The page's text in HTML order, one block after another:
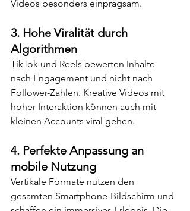
Videos besonders einprägsam.
3. Hohe Viralität durch
Algorithmen
TikTok und Reels bewerten Inhalte
nach Engagement und nicht nach
Follower-Zahlen. Kreative Videos mit
hoher Interaktion können auch mit
kleinen Accounts viral gehen.
4. Perfekte Anpassung an
mobile Nutzung
Vertikale Formate nutzen den
gesamten Smartphone-Bildschirm und